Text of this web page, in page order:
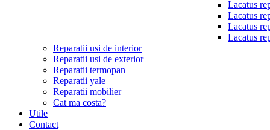
Lacatus
Lacatus
Lacatus
Lacatus
Reparatii usi de interior
Reparatii usi de exterior
Reparatii termopan
Reparatii yale
Reparatii mobilier
Cat ma costa?
Utile
Contact